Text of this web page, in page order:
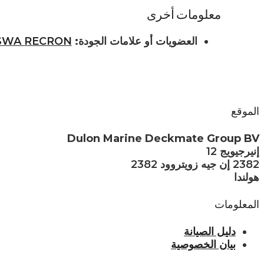
معلومات أخرى
العضويات أو علامات الجودة: RECRON
الموقع
Dulon Marine Deckmate Group BV
إنيرجيويج 12
2382 إن جيه زويتروود 2382
هولندا
المعلومات
دليل الصيانة
بيان الخصوصية